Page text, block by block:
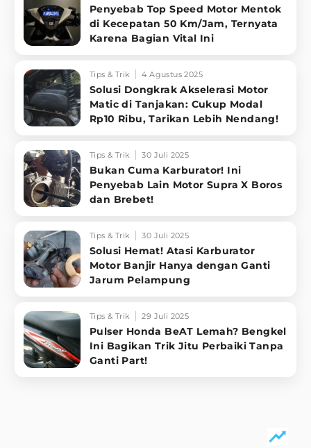
Penyebab Top Speed Motor Mentok
di Kecepatan 50 Km/Jam, Ternyata
Karena Bagian Vital Ini
Tips & Trik 4 Agustus 2025
Solusi Dongkrak Akselerasi Motor
Matic di Tanjakan: Cukup Modal
Rp10 Ribu, Tarikan Lebih Nendang!
Tips & Trik 30 Juli 2025
Bukan Cuma Karburator! Ini
Penyebab Lain Motor Supra X Boros
dan Brebet!
Tips & Trik 30 Juli 2025
Solusi Hemat! Atasi Karburator
Motor Banjir Hanya dengan Ganti
Jarum Pelampung
Tips & Trik 29 Juli 2025
Pulser Honda BeAT Lemah? Bengkel
Ini Bagikan Trik Jitu Perbaiki Tanpa
Ganti Part!